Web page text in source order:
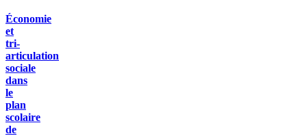
Économie
et
tri-
articulation
sociale
dans
le
plan
scolaire
de